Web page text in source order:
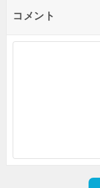
コメント